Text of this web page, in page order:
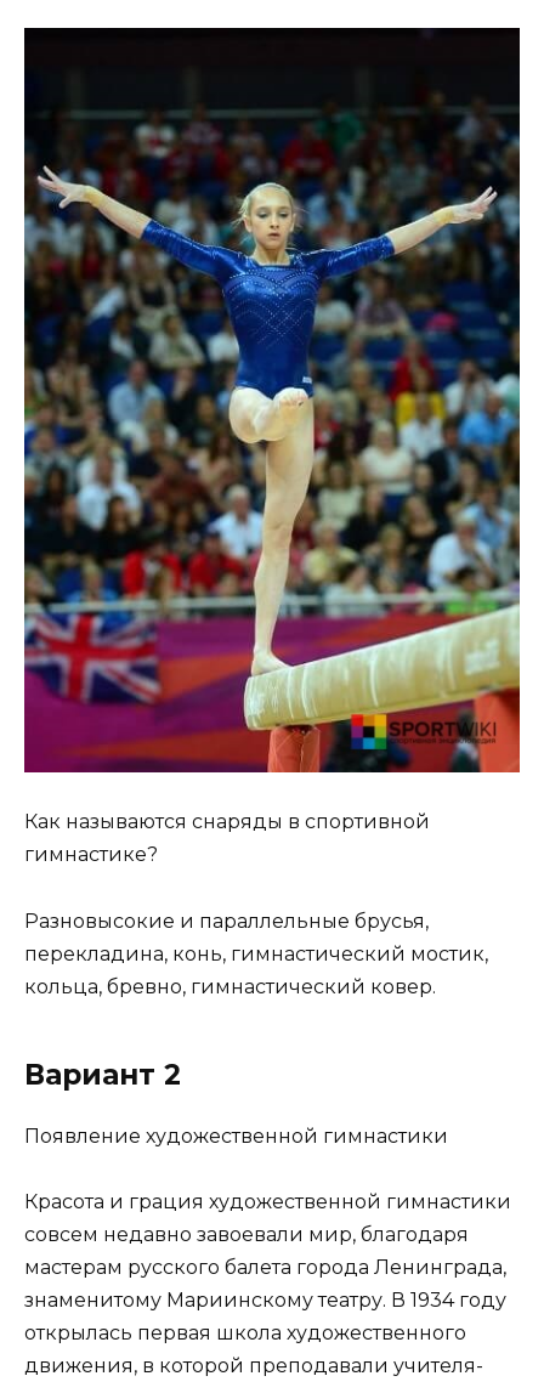
Как называются снаряды в спортивной
гимнастике?
Разновысокие и параллельные брусья,
перекладина, конь, гимнастический мостик,
кольца, бревно, гимнастический ковер.
Вариант 2
Появление художественной гимнастики
Красота и грация художественной гимнастики
совсем недавно завоевали мир, благодаря
мастерам русского балета города Ленинграда,
знаменитому Мариинскому театру. В 1934 году
открылась первая школа художественного
движения, в которой преподавали учителя-